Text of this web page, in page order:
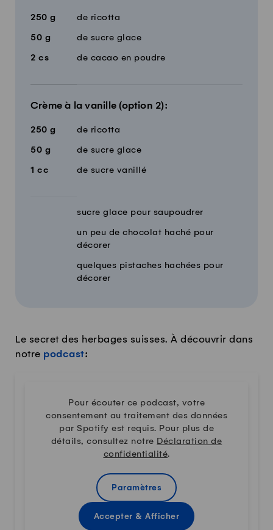
250 g de ricotta
50 g de sucre glace
2 cs de cacao en poudre
Crème à la vanille (option 2):
250 g de ricotta
50 g de sucre glace
1 cc de sucre vanillé
sucre glace pour saupoudrer
un peu de chocolat haché pour
décorer
quelques pistaches hachées pour
décorer
Le secret des herbages suisses. À découvrir dans
notre podcast:
Pour écouter ce podcast, votre
consentement au traitement des données
par Spotify est requis. Pour plus de
détails, consultez notre Déclaration de
confidentialité.
Paramètres
Accepter & Afficher